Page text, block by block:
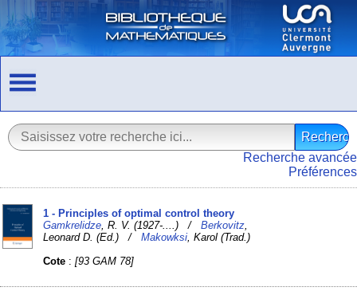
Recherche avancée
Préférences
1 - Principles of optimal control theory
Gamkrelidze , R. V. (1927-....) /Berkovitz
Leonard D. (Ed.) /Makowksi , Karol (Trad.)
Cote :[93 GAM 78]